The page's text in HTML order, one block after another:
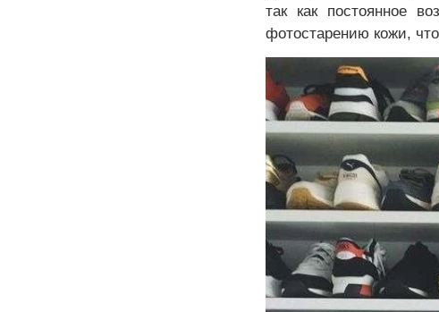
так как постоянное
фотостарению кожи,